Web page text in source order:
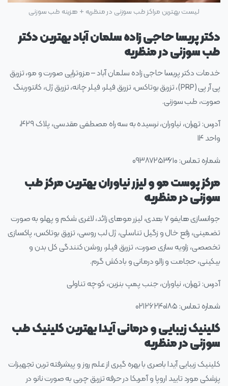
لیست بهترین مراکز طب سوزنی در منظریه + هزینه طب سوزنی
دکتر پریسا حاجی زاده سلمان آباد بهترین دکتر
طب سوزنی در منظریه
خدمات دکتر پریسا حاجی زاده سلمان آباد – مزوتراپی صورت و مو، تزریق
پی آر پی (PRP)، تزریق بوتاکس، تزریق فیلر، فیلر چانه، تزریق ژل، کانتورینگ
صورت، طب سوزنی.
آدرس: تهران، نیاوران، نرسیده به سه راه مصطفی مقدسی، پلاک ۴۲۹،
واحد ۱۴
شماره تماس: ۰۹۳۸۷۲۵۳۶۱۰
مرکز پوست مو و لیزر نیاوران بهترین مرکز طب
سوزنی در منظریه
جوانسازی هایفو ۷ بعدی، لیزر موهای زائد، لاغری شکم و پهلو به صورت
تضمینی، رفع خال و زگیل تناسلی، ژل لب روسی، تزریق بوتاکس، پاکسازی
تخصصی، زاویه سازی صورت، تزریق فیلر، روشن کنندگی کل بدن و
بیکینی، حجامت و زالو درمانی و بادکش گرم.
آدرس: تهران، نیاوران، جنب پمپ بنزین، کوچه تناولی
شماره تماس: ۰۲۱۲۶۲۴۰۱۸۵
کلینیک زیبایی و درمانی آیدا بهترین کلینیک طب
سوزنی در منظریه
کلینیک زیبایی آیدا باصری با بهره گیری از علم روز و پیشرفته ترین تجهیزات
پزشکی مورد تایید اروپا و آمریکا در حرفه تزریق چربی به صورت نانو در